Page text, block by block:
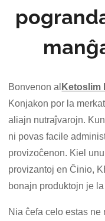
Bonvenon al Ketoslim
Konjakon por la
aliajn nutraĵvarojn.
ni povas facile
provizoĉenon. Kiel
provizantoj en Ĉinio,
bonajn produktojn je
Nia ĉefa celo estas